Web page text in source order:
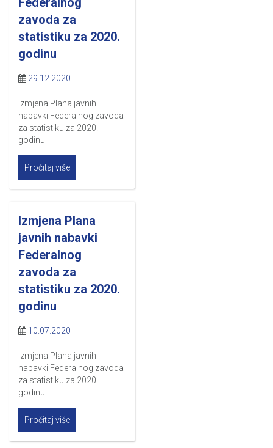
zavoda za
statistiku za 2020.
godinu
29.12.2020
Izmjena Plana javnih
nabavki Federalnog zavoda
za statistiku za 2020.
godinu
Pročitaj više
Izmjena Plana
javnih nabavki
Federalnog
zavoda za
statistiku za 2020.
godinu
10.07.2020
Izmjena Plana javnih
nabavki Federalnog zavoda
za statistiku za 2020.
godinu
Pročitaj više